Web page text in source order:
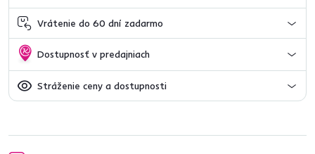
Vrátenie do 60 dní zadarmo
Dostupnosť v predajniach
Stráženie ceny a dostupnosti